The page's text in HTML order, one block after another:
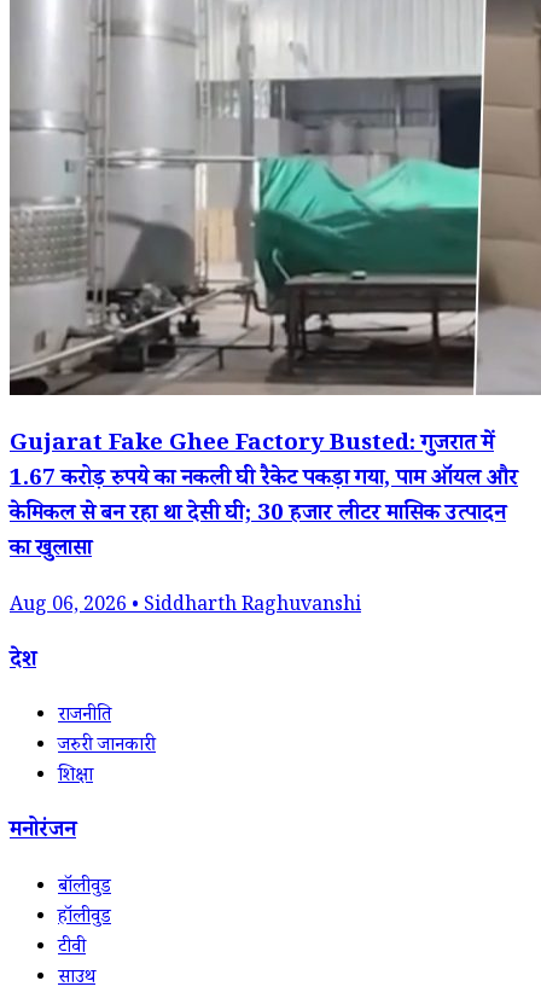
Gujarat Fake Ghee Factory Busted: गुजरात में
1.67 करोड़ रुपये का नकली घी रैकेट पकड़ा गया, पाम ऑयल और
केमिकल से बन रहा था देसी घी; 30 हजार लीटर मासिक उत्पादन
का खुलासा
Aug 06, 2026 • Siddharth Raghuvanshi
देश
राजनीति
जरुरी जानकारी
शिक्षा
मनोरंजन
बॉलीवुड
हॉलीवुड
टीवी
साउथ